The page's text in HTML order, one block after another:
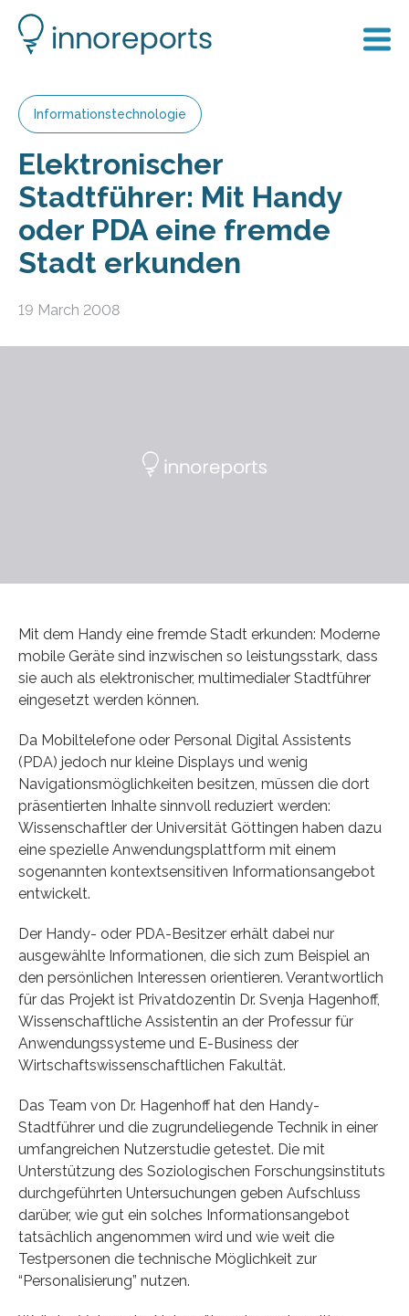
Informationstechnologie
Elektronischer
Stadtführer: Mit Handy
oder PDA eine fremde
Stadt erkunden
19 March 2008
Mit dem Handy eine fremde Stadt erkunden: Moderne
mobile Geräte sind inzwischen so leistungsstark, dass
sie auch als elektronischer, multimedialer Stadtführer
eingesetzt werden können.
Da Mobiltelefone oder Personal Digital Assistents
(PDA) jedoch nur kleine Displays und wenig
Navigationsmöglichkeiten besitzen, müssen die dort
präsentierten Inhalte sinnvoll reduziert werden:
Wissenschaftler der Universität Göttingen haben dazu
eine spezielle Anwendungsplattform mit einem
sogenannten kontextsensitiven Informationsangebot
entwickelt.
Der Handy- oder PDA-Besitzer erhält dabei nur
ausgewählte Informationen, die sich zum Beispiel an
den persönlichen Interessen orientieren. Verantwortlich
für das Projekt ist Privatdozentin Dr. Svenja Hagenhoff,
Wissenschaftliche Assistentin an der Professur für
Anwendungssysteme und E-Business der
Wirtschaftswissenschaftlichen Fakultät.
Das Team von Dr. Hagenhoff hat den Handy-
Stadtführer und die zugrundeliegende Technik in einer
umfangreichen Nutzerstudie getestet. Die mit
Unterstützung des Soziologischen Forschungsinstituts
durchgeführten Untersuchungen geben Aufschluss
darüber, wie gut ein solches Informationsangebot
tatsächlich angenommen wird und wie weit die
Testpersonen die technische Möglichkeit zur
“Personalisierung” nutzen.